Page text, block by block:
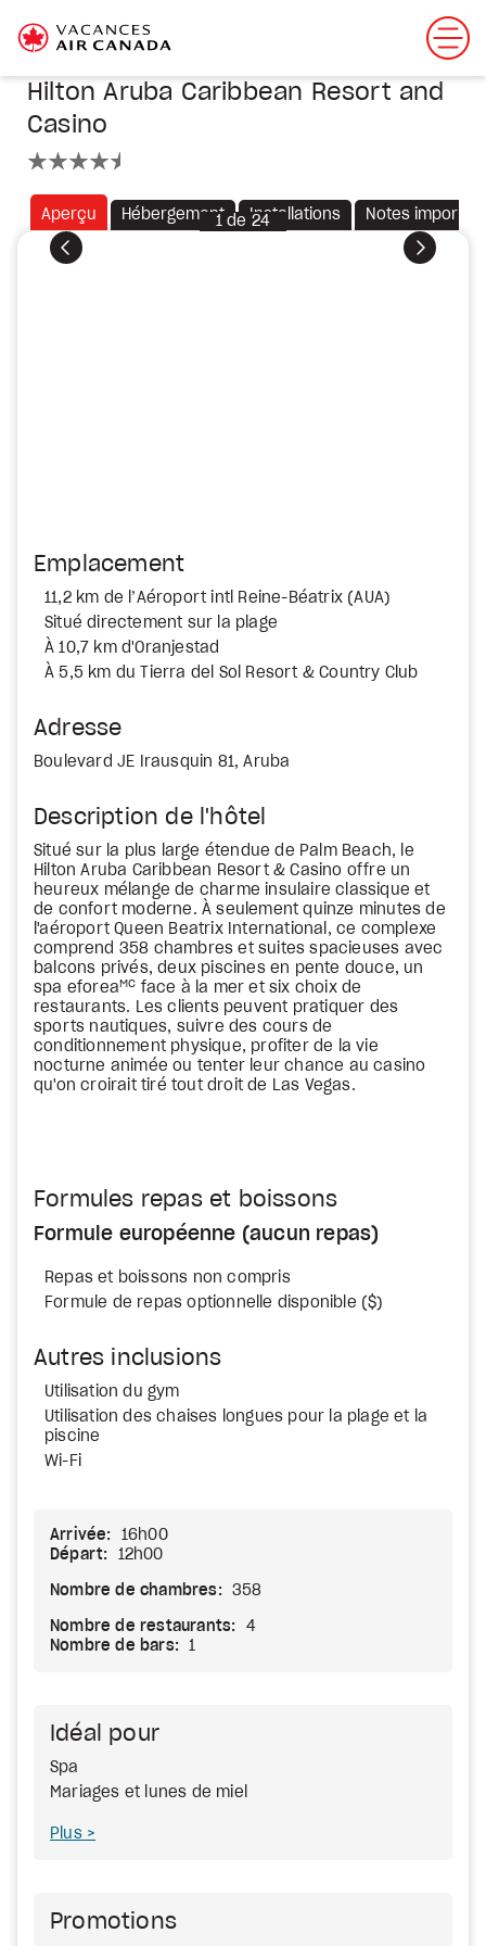
Hilton Aruba Caribbean Resort and
Casino
Aperçu Hébergement Installations Notes
Précédent Suivant
1de 24
Emplacement
11,2 km de l’Aéroport intl Reine-Béatrix (AUA)
Situé directement sur la plage
À 10,7 km d'Oranjestad
À 5,5 km du Tierra del Sol Resort & Country Club
Adresse
Boulevard JE Irausquin 81, Aruba
Description de l'hôtel
Situé sur la plus large étendue de Palm Beach, le
Hilton Aruba Caribbean Resort & Casino offre un
heureux mélange de charme insulaire classique et
de confort moderne. À seulement quinze minutes de
l'aéroport Queen Beatrix International, ce complexe
comprend 358 chambres et suites spacieuses avec
balcons privés, deux piscines en pente douce, un
spa eforea MC face à la mer et six choix de
restaurants. Les clients peuvent pratiquer des
sports nautiques, suivre des cours de
conditionnement physique, profiter de la vie
nocturne animée ou tenter leur chance au casino
qu'on croirait tiré tout droit de Las Vegas.
Formules repas et boissons
Formule européenne (aucun repas)
Repas et boissons non compris
Formule de repas optionnelle disponible ($)
Autres inclusions
Utilisation du gym
Utilisation des chaises longues pour la plage et la
piscine
Wi-Fi
Arrivée:
16h00
Départ:
12h00
Nombre de chambres: 358
Nombre de restaurants:
4
Nombre de bars:
1
Idéal pour
Spa
Mariages et lunes de miel
Plus
Promotions